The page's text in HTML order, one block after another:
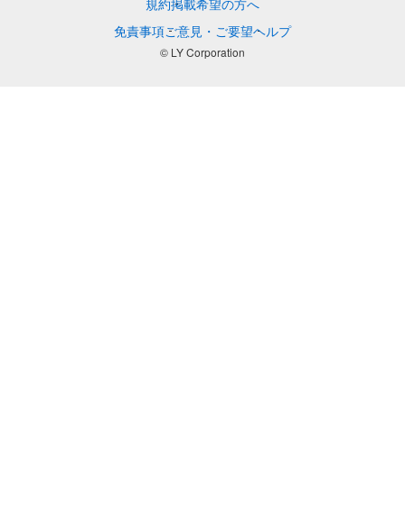
規約掲載希望の方へ
免責事項ご意見・ご要望ヘルプ
© LY Corporation